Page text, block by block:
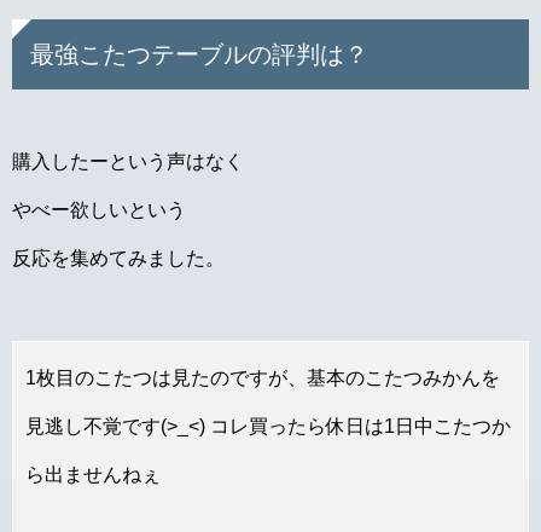
最強こたつテーブルの評判は？
購入したーという声はなく
やべー欲しいという
反応を集めてみました。
1枚目のこたつは見たのですが、基本のこたつみかんを
見逃し不覚です(>_<) コレ買ったら休日は1日中こたつか
ら出ませんねぇ